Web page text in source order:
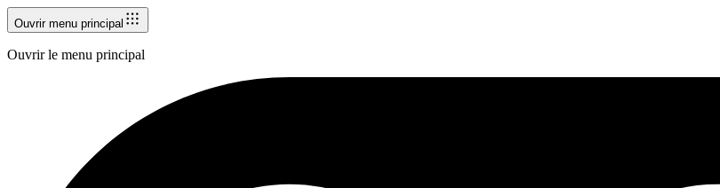
Ouvrir menu principal
Ouvrir le menu principal